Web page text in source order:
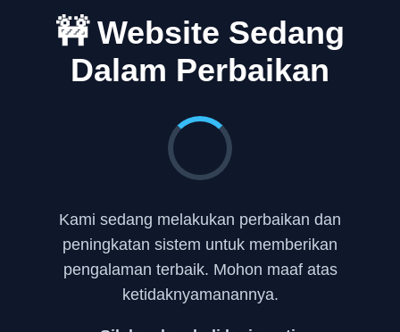
🚧 Website Sedang
Dalam Perbaikan
Kami sedang melakukan perbaikan dan
peningkatan sistem untuk memberikan
pengalaman terbaik. Mohon maaf atas
ketidaknyamanannya.